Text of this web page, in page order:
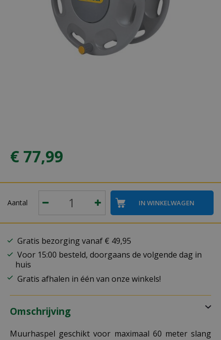
€ 77,99
Aantal
Gratis bezorging vanaf € 49,95
Voor 15:00 besteld, doorgaans de volgende dag in
huis
Gratis afhalen in één van onze winkels!
Omschrijving
Muurhaspel geschikt voor maximaal 60 meter slang